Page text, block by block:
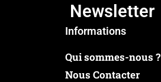
Newsletter
Informations
Qui sommes-nous ?
Nous Contacter